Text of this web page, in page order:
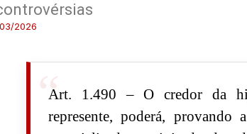
2026
Art. 1.490 – O credor da
represente, poderá, provando